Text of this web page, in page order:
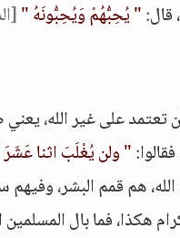
قال:" يُحِبُّهُمْ وَيُحِبُّونَهُ "
تعتمد على غير الله،
" ولن يُغْلَبَ اثنا عَشَرَ
هم قمم البشر، وفيهم
هكذا، فما بال